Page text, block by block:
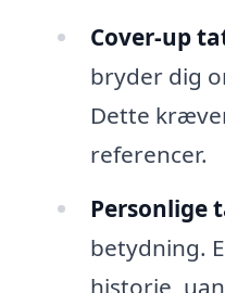
Cover-up
bryder dig
Dette
referencer.
Personlige
betydning.
historie,